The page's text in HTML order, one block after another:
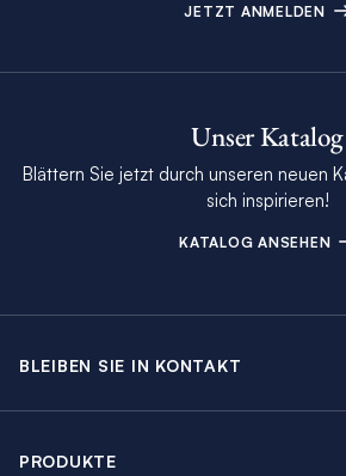
JETZT ANMELDEN
Unser Katalog
Blättern Sie jetzt durch unseren neuen
sich inspirieren!
KATALOG ANSEHEN
BLEIBEN SIE IN KONTAKT
PRODUKTE